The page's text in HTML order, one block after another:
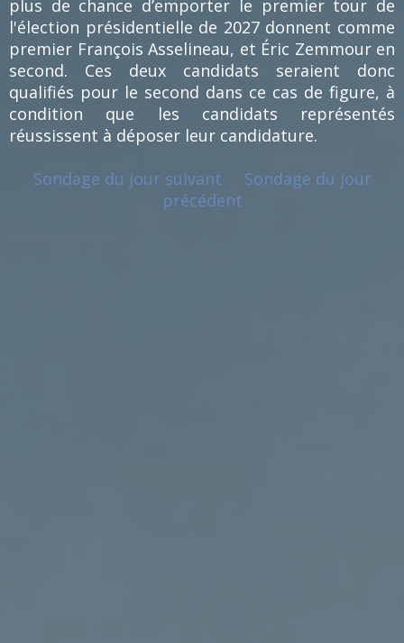
plus de chance d’emporter le premier tour de
l'élection présidentielle de 2027 donnent comme
premier François Asselineau, et Éric Zemmour en
second. Ces deux candidats seraient donc
qualifiés pour le second dans ce cas de figure, à
condition que les candidats représentés
réussissent à déposer leur candidature.
Sondage du jour suivant
Sondage du jour
précédent